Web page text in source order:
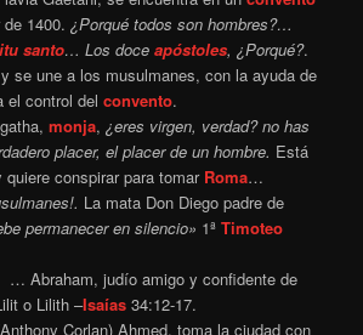
1400. ¿Porqué todos son hombres?…
santo… Los doceapóstoles, ¿Porqué?.
y se une a los musulmanes, con la ayuda de
el control delconvento.
monja, ¿eres virgen, verdad? no has
placer, el placer de un hombre. Está
quiere conspirar para tomar Roma…
La mata Don Diego padre de
permanecer en silencio» 1ªTimoteo
Abraham, judío amigo y confidente de
o Lilith –Isaías 34:12-17.
Corlan) Ahmed, toma la ciudad con